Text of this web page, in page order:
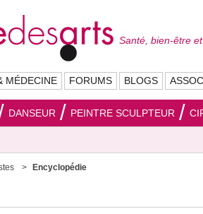
Santé, bien-être
MÉDECINE FORUMS BLOGS
DANSEUR PEINTRE SCULPTEUR
Encyclopédie